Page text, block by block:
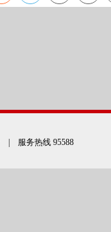
| 服务热线 95588